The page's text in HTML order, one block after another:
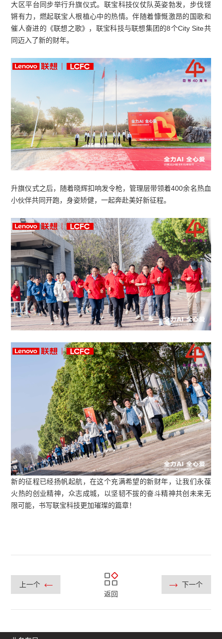
大区平台同步举行升旗仪式。联宝科技仪仗队英姿勃发，步伐铿
锵有力，燃起联宝人根植心中的热情。伴随着慷慨激昂的国歌和
催人奋进的《联想之歌》，联宝科技与联想集团的8个City Site共
同迈入了新的财年。
升旗仪式之后，随着晓辉扣响发令枪，管理层带领着400余名热血
小伙伴共同开跑，身姿矫健，一起奔赴美好新征程。
新的征程已经扬帆起航，在这个充满希望的新财年，让我们永葆
火热的创业精神，众志成城，以坚韧不拔的奋斗精神共创未来无
限可能，书写联宝科技更加璀璨的篇章！
上一个
返回
下一个